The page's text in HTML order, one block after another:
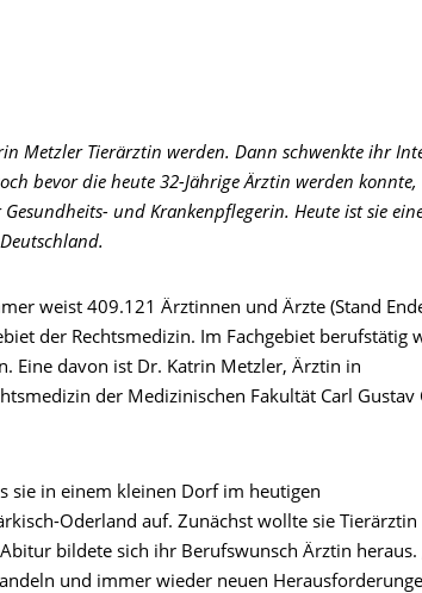
Metzler Tierärztin werden. Dann schwenkte ihr
bevor die heute 32-Jährige Ärztin werden konnte,
und Krankenpflegerin. Heute ist sie
weist 409.121 Ärztinnen und Ärzte (Stand
der Rechtsmedizin. Im Fachgebiet berufstätig
Eine davon ist Dr. Katrin Metzler, Ärztin in
der Medizinischen Fakultät Carl Gustav
sie in einem kleinen Dorf im heutigen
Oderland auf. Zunächst wollte sie Tierärztin
bildete sich ihr Berufswunsch Ärztin heraus.
und immer wieder neuen